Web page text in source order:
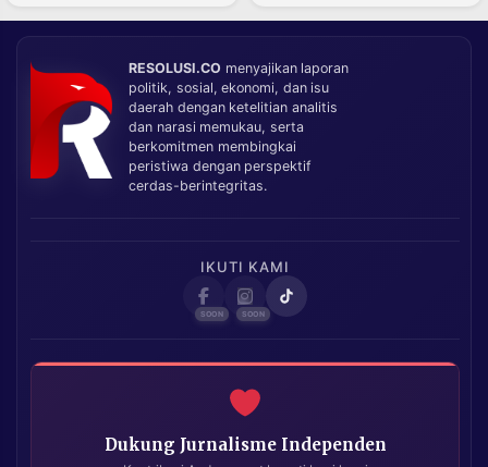
RESOLUSI.CO menyajikan laporan
politik, sosial, ekonomi, dan isu
daerah dengan ketelitian analitis
dan narasi memukau, serta
berkomitmen membingkai
peristiwa dengan perspektif
cerdas-berintegritas.
IKUTI KAMI
Dukung Jurnalisme Independen